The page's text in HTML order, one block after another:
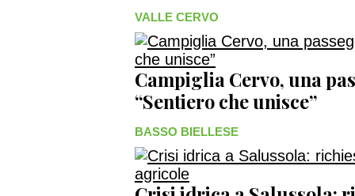
VALLE CERVO
Campiglia Cervo, una
“Sentiero che unisce”
BASSO BIELLESE